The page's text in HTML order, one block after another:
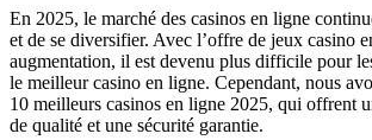
En 2025, le marché des casinos en ligne
et de se diversifier. Avec l’offre de jeux casino
augmentation, il est devenu plus difficile pour
le meilleur casino en ligne. Cependant, nous
10 meilleurs casinos en ligne 2025, qui offrent
de qualité et une sécurité garantie.